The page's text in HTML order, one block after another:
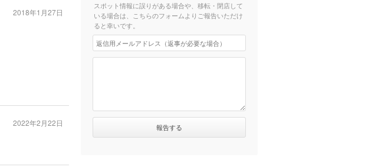
2018年1月27日
2022年2月22日
スポット情報に誤りがある場合や、移転・閉店して
いる場合は、こちらのフォームよりご報告いただけ
ると幸いです。